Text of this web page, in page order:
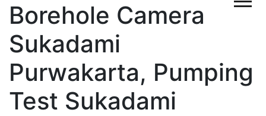
Borehole Camera
Sukadami
Purwakarta, Pumping
Test Sukadami